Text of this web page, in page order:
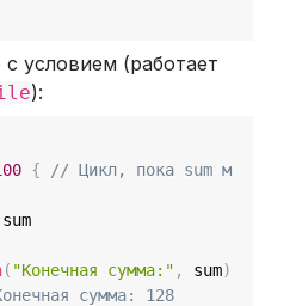
условием (работает
):
{
// Цикл, пока sum м
( "Конечная сумма:" , sum)
сумма: 128